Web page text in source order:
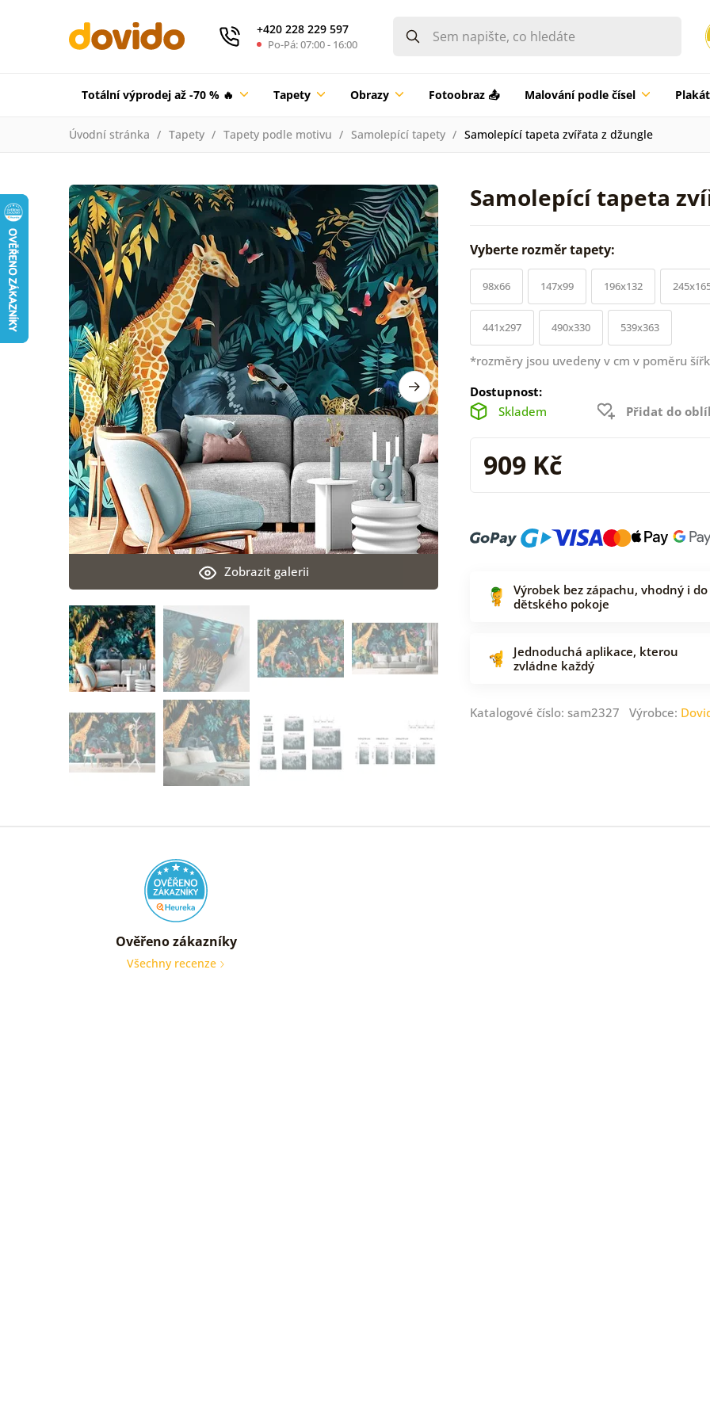
+420 228 229 597
Po-Pá: 07:00 - 16:00
Totální výprodej až -70 % 🔥 Tapety Obrazy Fotoobraz 📤 Malování podle čísel
Úvodní stránka Tapety Tapety podle motivu Samolepící tapety Samolepící tapeta zvířata z džungle
Samolepící tapeta
Zobrazit galerii
Vyberte rozměr tapety:
98x66 147x99 196x132
441x297 490x330 539x363
*rozměry jsou uvedeny v cm v poměru
Dostupnost:
Skladem
Přidat do
909 Kč
Výrobek bez zápachu, vhodný i do
dětského pokoje
Jednoduchá aplikace, kterou
zvládne každý
Katalogové číslo: sam2327 Výrobce:
Ověřeno zákazníky
Všechny recenze